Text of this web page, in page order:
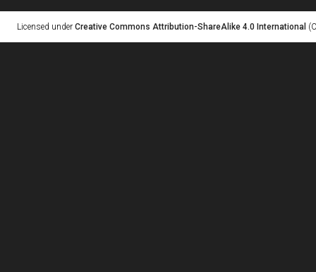
Licensed under Creative Commons Attribution-ShareAlike 4.0 International